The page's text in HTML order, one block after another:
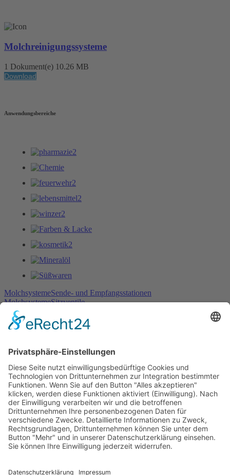
Molchreinigungssysteme
1 Dokument(e) 10.26 MB
Download
Anwendungsbereiche
MolchsystemeSende- und Empfangsstationen
MolchsystemeSitzventile
Die G.A. KIESEL GmbH ist ein weltweit tätiges, mittelständisches
Wir sind spezialisiert auf Exzenterschneckenpumpen und
Impellerpumpen für die Industrie- und Kellereitechnik, sowie
Molchsysteme.
Kontakt
G.A. KIESEL GmbH
Wannenäckerstr. 20
74078 Heilbronn